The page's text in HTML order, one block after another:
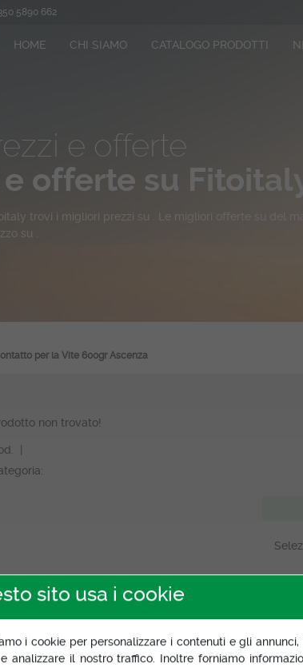
5890 662
HOME CHI SIAMO CATALOGO PRODOTTI
e offerte
offerte su
trovi i migliori prezzi su . Le migliori offerte su del
su .
per la Vite 600gr Ascenza
non trovato!
|
Specifiche prodotto
sito usa i cookie
i cookie per personalizzare i contenuti e gli
analizzare il nostro traffico. Inoltre forniamo